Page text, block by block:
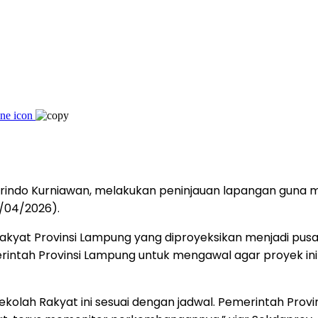
Kurniawan, melakukan peninjauan lapangan
04/2026).
Provinsi Lampung yang diproyeksikan menjadi
Provinsi Lampung untuk mengawal agar proyek
Rakyat ini sesuai dengan jadwal. Pemerintah